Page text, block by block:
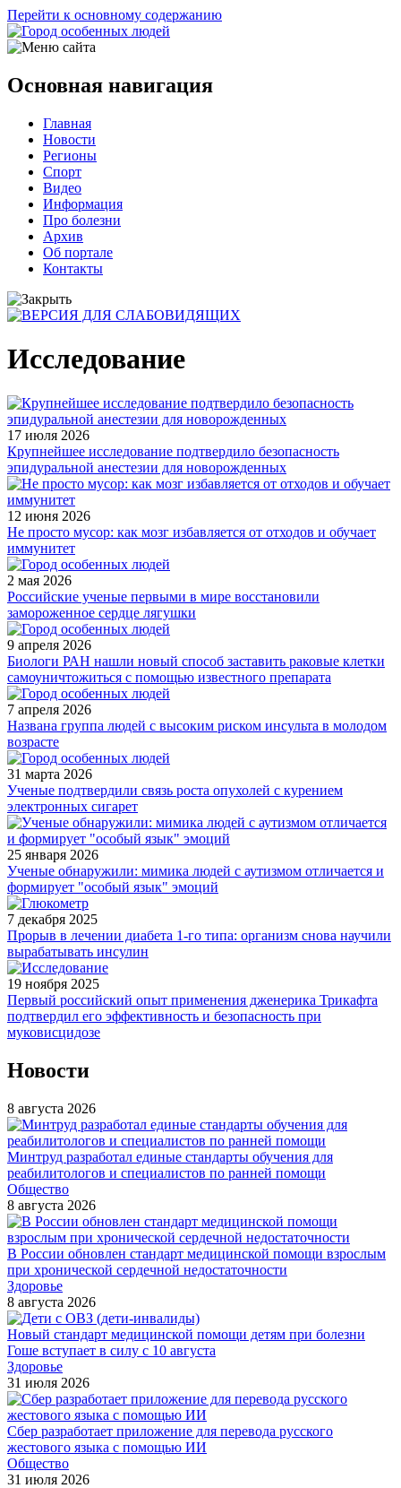
Перейти к основному содержанию
Основная навигация
Главная
Новости
Регионы
Спорт
Видео
Информация
Про болезни
Архив
Об портале
Контакты
Исследование
17 июля 2026
Крупнейшее исследование подтвердило безопасность
эпидуральной анестезии для новорожденных
12 июня 2026
Не просто мусор: как мозг избавляется от отходов и обучает
иммунитет
2 мая 2026
Российские ученые первыми в мире восстановили
замороженное сердце лягушки
9 апреля 2026
Биологи РАН нашли новый способ заставить раковые клетки
самоуничтожиться с помощью известного препарата
7 апреля 2026
Названа группа людей с высоким риском инсульта в молодом
возрасте
31 марта 2026
Ученые подтвердили связь роста опухолей с курением
электронных сигарет
25 января 2026
Ученые обнаружили: мимика людей с аутизмом отличается и
формирует "особый язык" эмоций
7 декабря 2025
Прорыв в лечении диабета 1-го типа: организм снова научили
вырабатывать инсулин
19 ноября 2025
Первый российский опыт применения дженерика Трикафта
подтвердил его эффективность и безопасность при
муковисцидозе
Новости
8 августа 2026
Минтруд разработал единые стандарты обучения для
реабилитологов и специалистов по ранней помощи
Общество
8 августа 2026
В России обновлен стандарт медицинской помощи взрослым
при хронической сердечной недостаточности
Здоровье
8 августа 2026
Новый стандарт медицинской помощи детям при болезни
Гоше вступает в силу с 10 августа
Здоровье
31 июля 2026
Сбер разработает приложение для перевода русского
жестового языка с помощью ИИ
Общество
31 июля 2026